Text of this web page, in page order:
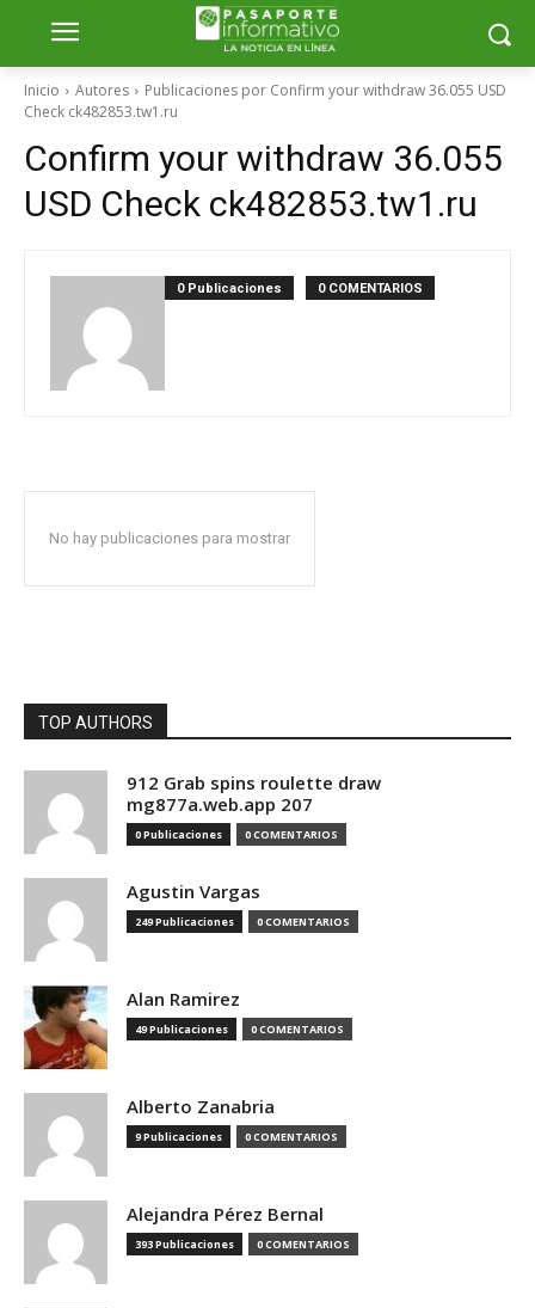
Inicio Autores
Publicaciones por Confirm your withdraw 36.055 USD
Check ck482853.tw1.ru
Confirm your withdraw 36.055
USD Check ck482853.tw1.ru
0 Publicaciones 0 COMENTARIOS
No hay publicaciones para mostrar
TOP AUTHORS
912 Grab spins roulette draw
mg877a.web.app 207
0 Publicaciones 0 COMENTARIOS
Agustin Vargas
249 Publicaciones 0 COMENTARIOS
Alan Ramirez
49 Publicaciones 0 COMENTARIOS
Alberto Zanabria
9 Publicaciones 0 COMENTARIOS
Alejandra Pérez Bernal
393 Publicaciones 0 COMENTARIOS